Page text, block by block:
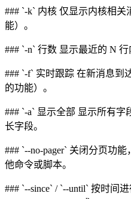
### `-k` 内核 仅显示内核相关
能）。
### `-n` 行数 显示最近的 N 行
### `-f` 实时跟踪 在新消息到
的功能）。
### `-a` 显示全部 显示所有
长字段。
### `--no-pager` 关闭分页功
他命令或脚本。
### `--since` / `--until` 按时间